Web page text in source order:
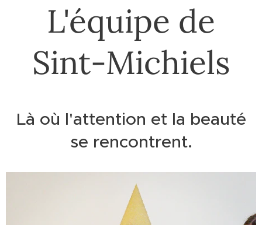
L'équipe de
Sint-Michiels
Là où l'attention et la beauté
se rencontrent.